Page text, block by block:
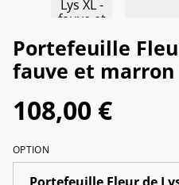
Portefeuille
fauve et marron
108,00 €
OPTION